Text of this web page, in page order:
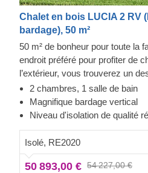
Chalet en bois LUCIA 2 RV
bardage), 50 m²
50 m² de bonheur pour toute la
endroit préféré pour profiter de
l’extérieur, vous trouverez un
vous découvrirez un espace
une cuisine ouverte propice à la
douillet, 2 chambres spacieuses
vous-même : vivre dans LUCIA
d'innombrables possibilités !
une version isolée de ce
2 chambres, 1 salle de bain
Magnifique bardage vertical
Niveau d'isolation de qualité
Isolé, RE2020
50 893,00 € 54 227,00 €